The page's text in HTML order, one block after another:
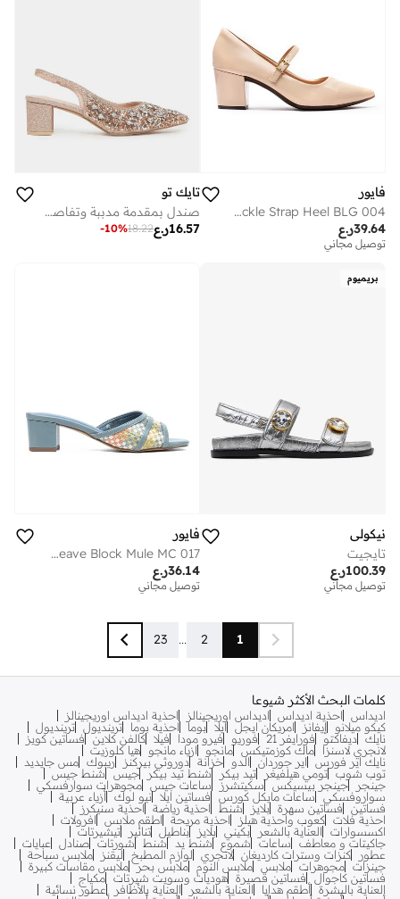
فايور
Glossy Buckle Strap Heel BLG 004
ر.ع39.64
توصيل مجاني
تايك تو
صندل بمقدمة مدببة وتفاصيل جليتر
ر.ع16.57
18.22
-10%
بريميوم
نيكولي
تايجيت
ر.ع100.39
توصيل مجاني
فايور
Mosaic-Weave Block Mule MC 017
ر.ع36.14
توصيل مجاني
1
2
...
23
كلمات البحث الأكثر شيوعا
اديداس احذية اديداس اديداس اوريجينالز
احذية اديداس اوريجينالز
كيكو ميلانو
إيفانز امريكان ايجل ايلا بوما احذية بوما ترينديول ترينديول
نايك ديفاكتو فورايفر 21 فوريو فيرو مودا فيلا كالفن كلاين فساتين كويز
لانجري لاسنزا
ماك كوزمتيكس مانجو ازياء مانجو
هيا كلوزيت
نايك اير فورس
اير جوردان الدو خزانة دوروثي بيركنز ريبوك مس جايديد
توب شوب تومي هيلفيغر تيد بيكر شنط تيد بيكر جيس
شنط جيس
جينجر
جينجر بيسيكس سكيتشرز ساعات جيس مجوهرات سوارفسكي
سواروفسكي
ساعات مايكل كورس فساتين ايلا نيو لوك أزياء عربية
فساتين
فساتين سهرة بلايز شنط احذية رياضة
احذية سنيكرز
احذية فلات كعوب واحذية هيلز احذية مريحة اطقم ملابس
افرولات
اكسسوارات
العناية بالشعر بكيني بلايز بناطيل تنانير
تيشيرتات
جاكيتات و معاطف
ساعات شموع شنط يد شنط شورتات صنادل
عبايات
عطور
كنزات وسترات كارديغان لانجري لوازم المطبخ ليقنز
ملابس سباحة
جينزات مجوهرات ملابس ملابس النوم ملابس بحر ملابس مقاسات كبيرة
فساتين كاجوال
فساتين قصيرة هوديات وسويت شيرتات مكياج
العناية بالبشرة أطقم هدايا العناية بالشعر العناية بالأظافر
عطور نسائية